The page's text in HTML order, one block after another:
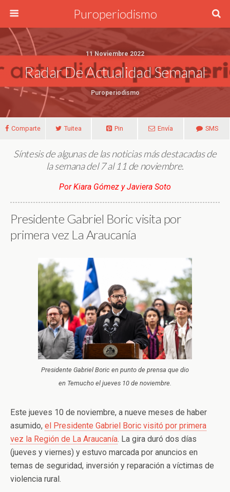
Puroperiodismo
11 Noviembre 2022
Radar De Actualidad Semanal
Puroperiodismo
Comparte Tuitea Pin Envía SMS
Síntesis de algunas de las noticias más destacadas de
la semana del 7 al 11 de noviembre.
Por Kiara Gómez y Javiera Soto
Presidente Gabriel Boric visita por
primera vez La Araucanía
Presidente Gabriel Boric en punto de prensa que dio
en Temucho el jueves 10 de noviembre.
Este jueves 10 de noviembre, a nueve meses de haber
asumido, el Presidente Gabriel Boric visitó por primera
vez la Región de La Araucanía. La gira duró dos días
(jueves y viernes) y estuvo marcada por anuncios en
temas de seguridad, inversión y reparación a víctimas de
violencia rural.